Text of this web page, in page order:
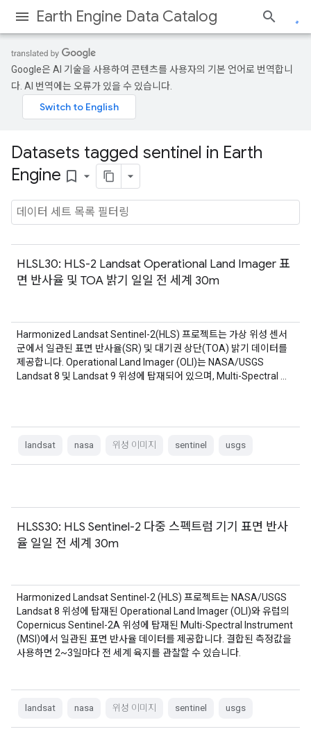
Earth Engine Data Catalog
Google은 AI 기술을 사용하여 콘텐츠를 사용자의 기본 언어로 번역합니
다. AI 번역에는 오류가 있을 수 있습니다.
Datasets tagged sentinel in Earth
Engine bookmark_border
HLSL30: HLS-2 Landsat Operational Land Imager 표
면 반사율 및 TOA 밝기 일일 전 세계 30m
Harmonized Landsat Sentinel-2(HLS) 프로젝트는 가상 위성 센서
군에서 일관된 표면 반사율(SR) 및 대기권 상단(TOA) 밝기 데이터를
제공합니다. Operational Land Imager (OLI)는 NASA/USGS
Landsat 8 및 Landsat 9 위성에 탑재되어 있으며, Multi-Spectral …
landsat nasa 위성 이미지 sentinel usgs
HLSS30: HLS Sentinel-2 다중 스펙트럼 기기 표면 반사
율 일일 전 세계 30m
Harmonized Landsat Sentinel-2 (HLS) 프로젝트는 NASA/USGS
Landsat 8 위성에 탑재된 Operational Land Imager (OLI)와 유럽의
Copernicus Sentinel-2A 위성에 탑재된 Multi-Spectral Instrument
(MSI)에서 일관된 표면 반사율 데이터를 제공합니다. 결합된 측정값을
사용하면 2~3일마다 전 세계 육지를 관찰할 수 있습니다.
landsat nasa 위성 이미지 sentinel usgs